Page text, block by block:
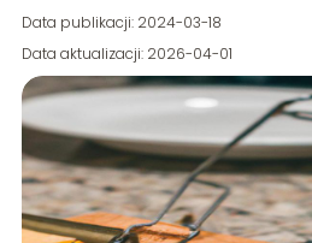
Data publikacji: 2024-03-18
Data aktualizacji: 2026-04-01